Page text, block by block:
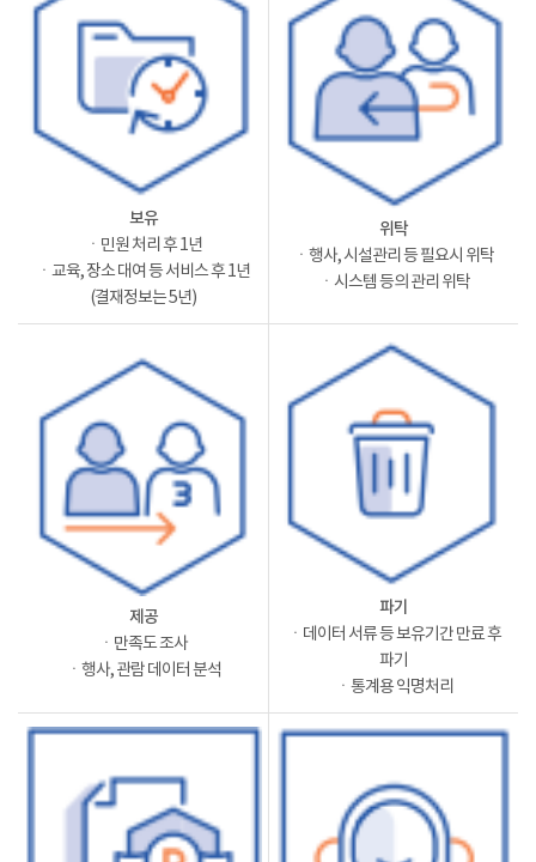
보유
ㆍ민원 처리 후 1년
ㆍ교육, 장소 대여 등 서비스 후 1년
(결재정보는 5년)
위탁
ㆍ행사, 시설관리 등 필요시 위탁
ㆍ시스템 등의 관리 위탁
제공
ㆍ만족도 조사
ㆍ행사, 관람 데이터 분석
파기
ㆍ데이터 서류 등 보유기간 만료 후
파기
ㆍ통계용 익명처리